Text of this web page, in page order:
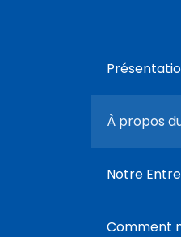
À propos
Notre
Comment